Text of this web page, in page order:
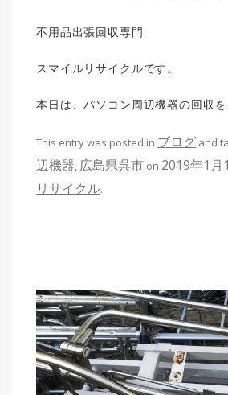
不用品出張回収専門
スマイルリサイクルです。
本日は、パソコン周辺機器の回収を
This entry was posted in ブログ and
辺機器, 広島県呉市 on 2019年1月
リサイクル.